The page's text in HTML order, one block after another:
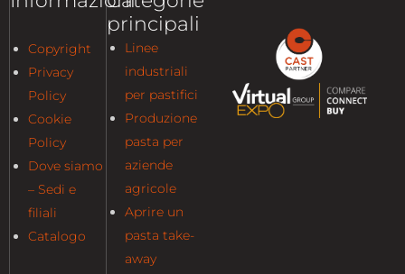
Copyright
Privacy
Policy
Cookie
Policy
Dove siamo
– Sedi e
filiali
Catalogo
principali
Linee
industriali
per pastifici
Produzione
pasta per
aziende
agricole
Aprire un
pasta take-
away